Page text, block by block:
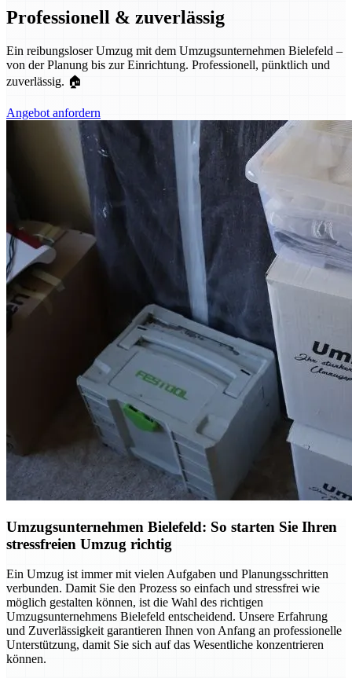
Professionell & zuverlässig
Ein reibungsloser Umzug mit dem Umzugsunternehmen Bielefeld –
von der Planung bis zur Einrichtung. Professionell, pünktlich und
zuverlässig. 🏠
Angebot anfordern
Umzugsunternehmen Bielefeld: So starten Sie Ihren
stressfreien Umzug richtig
Ein Umzug ist immer mit vielen Aufgaben und Planungsschritten
verbunden. Damit Sie den Prozess so einfach und stressfrei wie
möglich gestalten können, ist die Wahl des richtigen
Umzugsunternehmens Bielefeld entscheidend. Unsere Erfahrung
und Zuverlässigkeit garantieren Ihnen von Anfang an professionelle
Unterstützung, damit Sie sich auf das Wesentliche konzentrieren
können.